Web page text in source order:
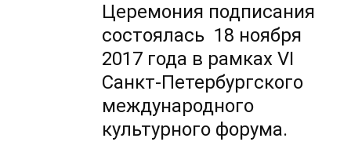
Церемония подписания
состоялась 18 ноября
2017 года в рамках VI
Санкт-Петербургского
международного
культурного форума.